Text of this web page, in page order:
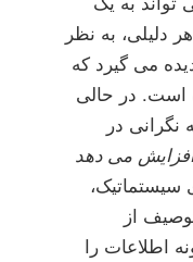
دلیلی، به نظر
می گیرد که
است. در حالی
در
می دهد
سیستماتیک،
از
اطلاعات را